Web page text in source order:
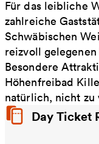
Für das leibliche
zahlreiche
Schwäbischen
reizvoll
Besondere
Höhenfreibad
natürlich, nicht zu
Day Ticket